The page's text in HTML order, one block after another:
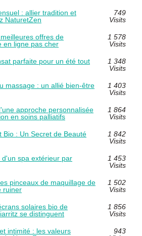
: allier tradition et
NaturetZen
749
Visits
offres de
en ligne pas cher
1 578
Visits
parfaite pour un été tout
1 348
Visits
massage : un allié bien-être
1 403
Visits
approche personnalisée
en soins palliatifs
1 864
Visits
Bio : Un Secret de Beauté
1 842
Visits
d'un spa extérieur par
1 453
Visits
pinceaux de maquillage de
ruiner
1 502
Visits
solaires bio de
se distinguent
1 856
Visits
intimité : les valeurs
943